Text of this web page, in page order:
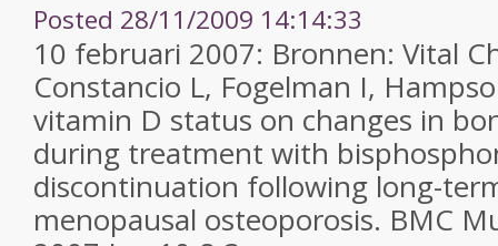
Posted 28/11/2009 14:14:33
10 februari 2007: Bronnen: Vital
Constancio L, Fogelman I,
vitamin D status on changes in
during treatment with
discontinuation following long-
menopausal osteoporosis. BMC